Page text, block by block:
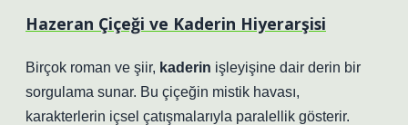
Hazeran Çiçeği ve Kaderin Hiyerarşisi
Birçok roman ve şiir, kaderin işleyişine dair derin bir
sorgulama sunar. Bu çiçeğin mistik havası,
karakterlerin içsel çatışmalarıyla paralellik gösterir.